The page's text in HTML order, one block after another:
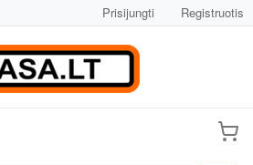
Prisijungti Registruotis